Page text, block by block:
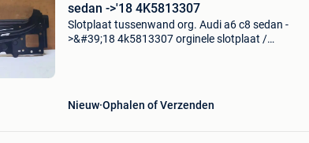
sedan ->'18 4K5813307
Slotplaat tussenwand org. Audi a6 c8 sedan -
>&#39;18 4k5813307 orginele slotplaat /
Nieuw Ophalen of Verzenden